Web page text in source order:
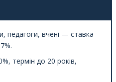
педагоги, вчені — ставка
термін до 20 років,